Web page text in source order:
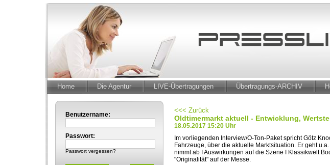
Home Die Agentur LIVE-Übertragungen Übertragungs-ARCHIV
Benutzername:
Passwort:
Passwort vergessen?
<<< Zurück
Oldtimermarkt aktuell - Entwicklung,
18.05.2017 15:20 Uhr
Im vorliegenden Interview/O-Ton-Paket spricht Götz
Fahrzeuge, über die aktuelle Marktsituation. Er geht
nimmt ab I Auswirkungen auf die Szene I Klassikwelt
"Originalität" auf der Messe.